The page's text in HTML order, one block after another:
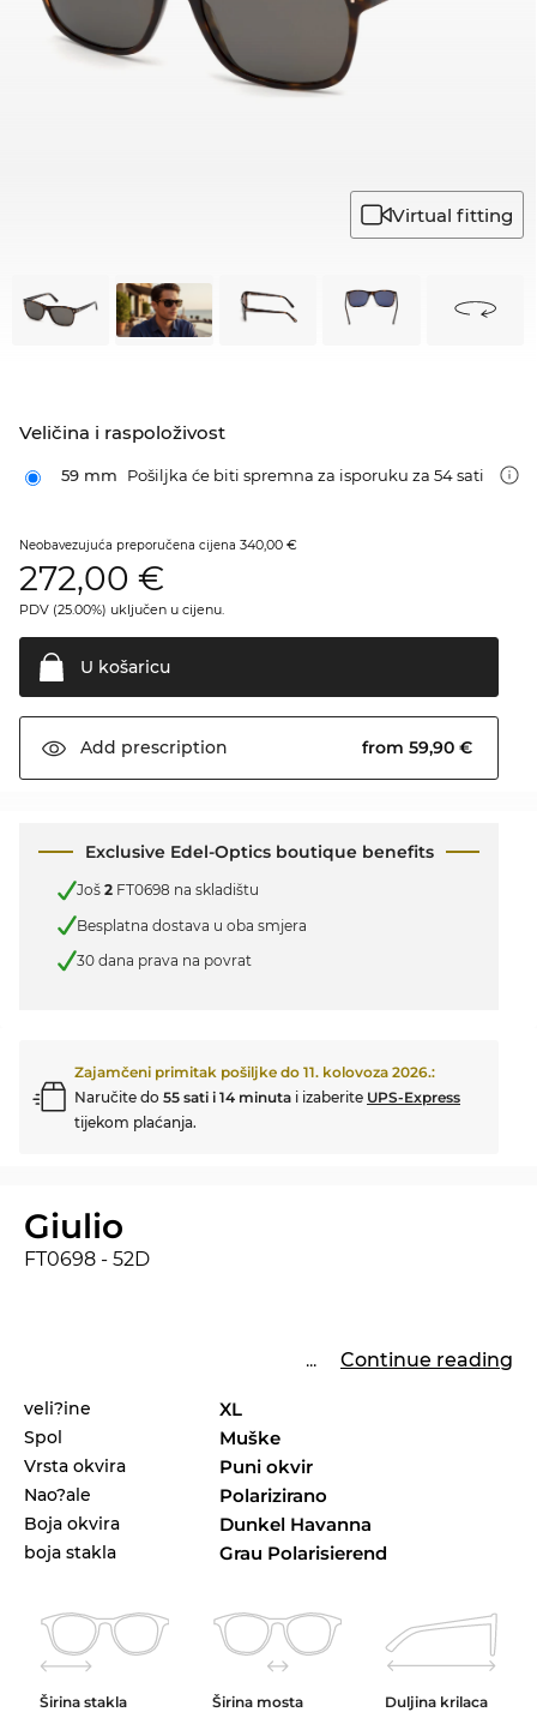
Virtual fitting
Veličina i raspoloživost
59 mm Pošiljka će biti spremna za isporuku za 54 sati
Neobavezujuća preporučena cijena 340,00 €
272,00 €
PDV (25.00%) uključen u cijenu.
U košaricu
Add prescription from 59,90 €
Exclusive Edel-Optics boutique benefits
Još 2 FT0698 na skladištu
Besplatna dostava u oba smjera
30 dana prava na povrat
Zajamčeni primitak pošiljke do 11. kolovoza 2026.:
Naručite do 55 sati i 14 minuta i izaberite UPS-Express
tijekom plaćanja.
Giulio
FT0698 - 52D
... Continue reading
veli?ine XL
Spol Muške
Vrsta okvira Puni okvir
Nao?ale Polarizirano
Boja okvira Dunkel Havanna
boja stakla Grau Polarisierend
Širina stakla Širina mosta Duljina krilaca